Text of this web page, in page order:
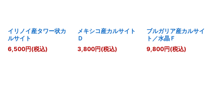
イリノイ産タワー状カ
ルサイト
6,500円(税込)
メキシコ産カルサイト
Ｄ
3,800円(税込)
ブルガリア産カルサイ
ト／水晶Ｆ
9,800円(税込)